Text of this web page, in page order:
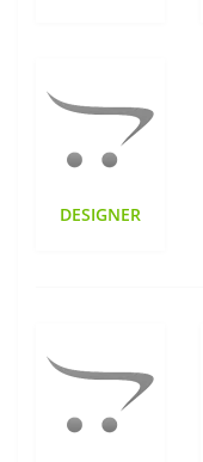
DESIGNER